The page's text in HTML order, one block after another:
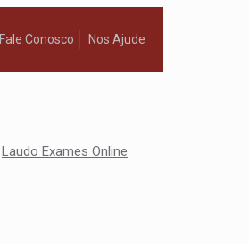
Fale Conosco Nos Ajude
Laudo Exames Online